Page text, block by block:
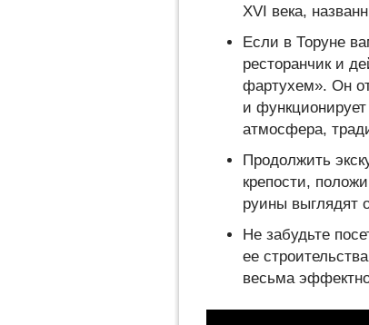
XVI века,
Если в Торуне
ресторанчик и
фартухем». Он
и
атмосфера,
Продолжить
крепости,
руины выглядят
Не забудьте
ее
весьма